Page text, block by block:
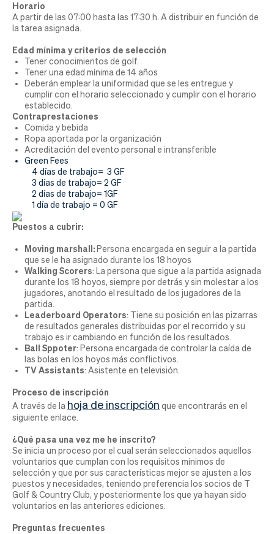
Horario
A partir de las 07:00 hasta las 17:30 h. A distribuir en función de
la tarea asignada.
Edad mínima y criterios de selección
Tener conocimientos de golf.
Tener una edad mínima de 14 años
Deberán emplear la uniformidad que se les entregue y
cumplir con el horario seleccionado y cumplir con el horario
establecido.
Contraprestaciones
Comida y bebida
Ropa aportada por la organización
Acreditación del evento personal e intransferible
Green Fees
4 días de trabajo= 3 GF
3 días de trabajo= 2 GF
2 días de trabajo= 1GF
1 día de trabajo = 0 GF
Puestos a cubrir:
Moving marshall: Persona encargada en seguir a la partida
que se le ha asignado durante los 18 hoyos
Walking Scorers: La persona que sigue a la partida asignada
durante los 18 hoyos, siempre por detrás y sin molestar a los
jugadores, anotando el resultado de los jugadores de la
partida.
Leaderboard Operators: Tiene su posición en las pizarras
de resultados generales distribuidas por el recorrido y su
trabajo es ir cambiando en función de los resultados.
Ball Sppoter: Persona encargada de controlar la caída de
las bolas en los hoyos más conflictivos.
TV Assistants: Asistente en televisión.
Proceso de inscripción
A través de la hoja de inscripción que encontrarás en el
siguiente enlace.
¿Qué pasa una vez me he inscrito?
Se inicia un proceso por el cual serán seleccionados aquellos
voluntarios que cumplan con los requisitos mínimos de
selección y que por sus características mejor se ajusten a los
puestos y necesidades, teniendo preferencia los socios de T
Golf & Country Club, y posteriormente los que ya hayan sido
voluntarios en las anteriores ediciones.
Preguntas frecuentes